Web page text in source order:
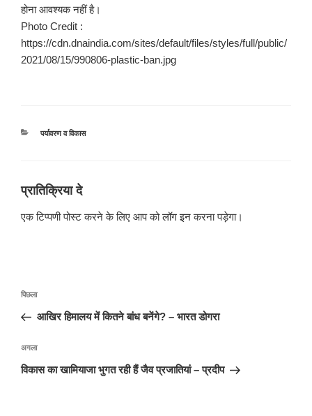
होना आवश्यक नहीं है।
Photo Credit :
https://cdn.dnaindia.com/sites/default/files/styles/full/public/
2021/08/15/990806-plastic-ban.jpg
श्रेणियाँ
पर्यावरण व विकास
प्रातिक्रिया दे
एक टिप्पणी पोस्ट करने के लिए आप कोलॉग इनकरना पड़ेगा।
पोस्ट
नेविगेशन
पिछला
पोस्ट:
पिछला
आखिर हिमालय में कितने बांध बनेंगे? – भारत डोगरा
अगली
पोस्ट
अगला
विकास का खामियाजा भुगत रही हैं जैव प्रजातियां – प्रदीप